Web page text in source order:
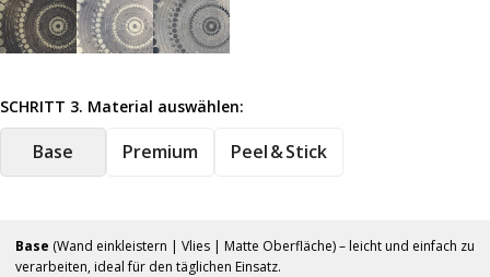
SCHRITT 3. Material auswählen:
Base Premium Peel & Stick
Base (Wand einkleistern | Vlies | Matte Oberfläche) – leicht und einfach zu
verarbeiten, ideal für den täglichen Einsatz.